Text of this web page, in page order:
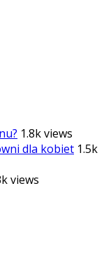
1.8k views
dla kobiet 1.5k
views